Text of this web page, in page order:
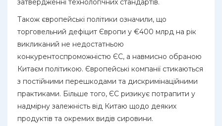
затвердженні технологічних стандартів.
Також європейські політики означили, що
торговельний дефіцит Європи у €400 млрд на рік
викликаний не недостатньою
конкурентоспроможністю ЄС, а навмисно обраною
Китаєм політикою. Європейські компанії стикаються
з постійними перешкодами та дискримінаційними
практиками. Більше того, ЄС ризикує потрапити у
надмірну залежність від Китаю щодо деяких
продуктів та окремих видів сировини.